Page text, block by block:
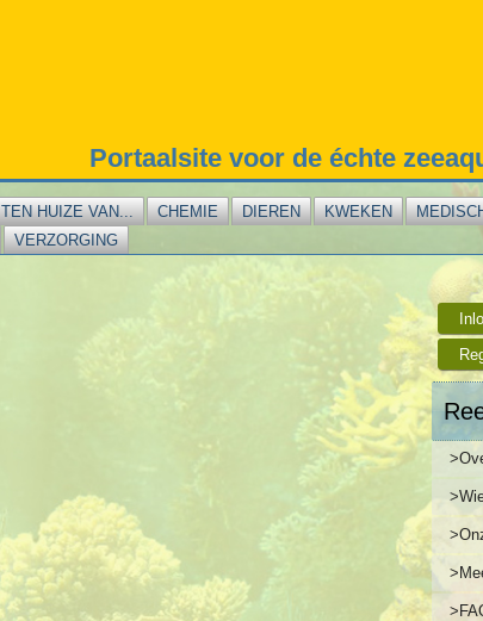
Portaalsite voor de échte
TEN HUIZE VAN... CHEMIE DIEREN KWEKEN
VERZORGING